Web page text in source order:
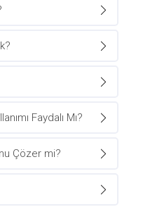
Faydalı Mı?
Çözer mi?